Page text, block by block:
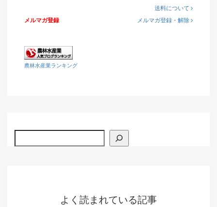
送料について
メルマガ登録
メルマガ登録・解除
農林水産業ランキング
よく読まれている記事